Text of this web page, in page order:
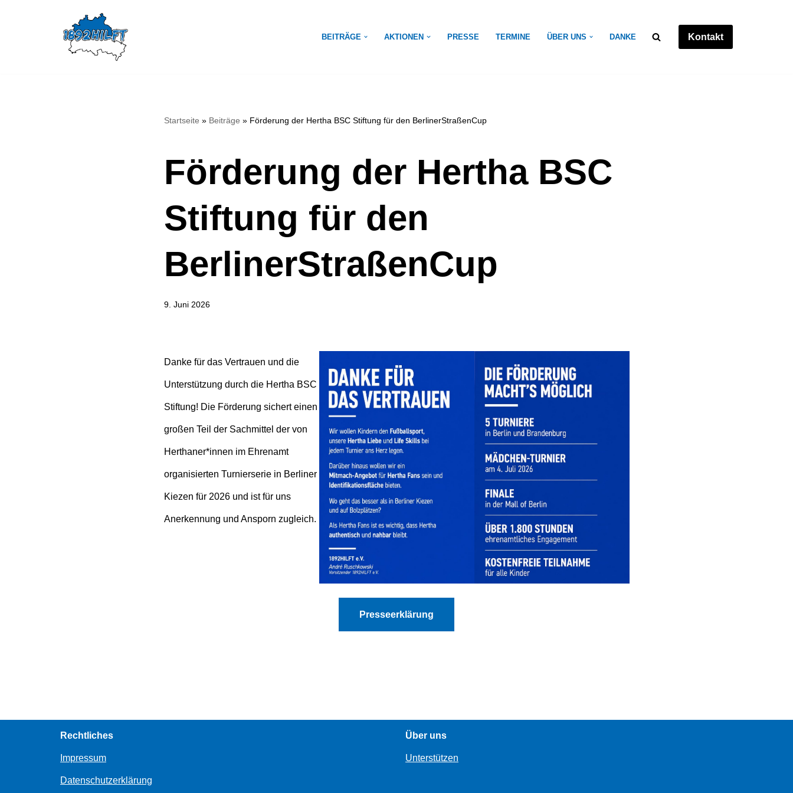
BEITRÄGE AKTIONEN PRESSE TERMINE ÜBER UNS DANKE Kontakt
Startseite » Beiträge » Förderung der Hertha BSC Stiftung für den BerlinerStraßenCup
Förderung der Hertha BSC
Stiftung für den
BerlinerStraßenCup
9. Juni 2026
Danke für das Vertrauen und die
Unterstützung durch die Hertha BSC
Stiftung! Die Förderung sichert einen
großen Teil der Sachmittel der von
Herthaner*innen im Ehrenamt
organisierten Turnierserie in Berliner
Kiezen für 2026 und ist für uns
Anerkennung und Ansporn zugleich.
Presseerklärung
Rechtliches
Impressum
Datenschutzerklärung
Über uns
Unterstützen